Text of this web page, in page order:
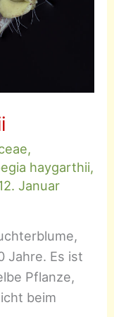
,
haygarthii,
Januar
Jahre. Es ist
Pflanze,
beim